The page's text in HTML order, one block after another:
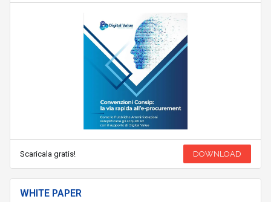
Scaricala gratis! DOWNLOAD
WHITE PAPER